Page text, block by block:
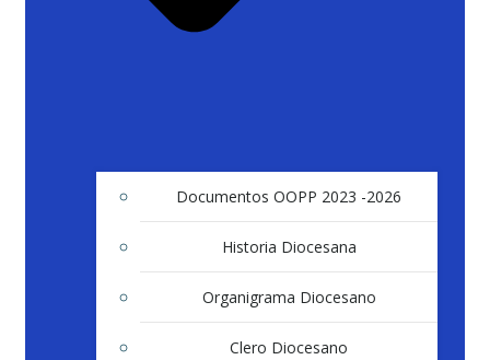
Documentos OOPP 2023 -2026
Historia Diocesana
Organigrama Diocesano
Clero Diocesano